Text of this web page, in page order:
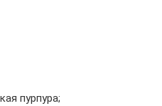
пурпура;